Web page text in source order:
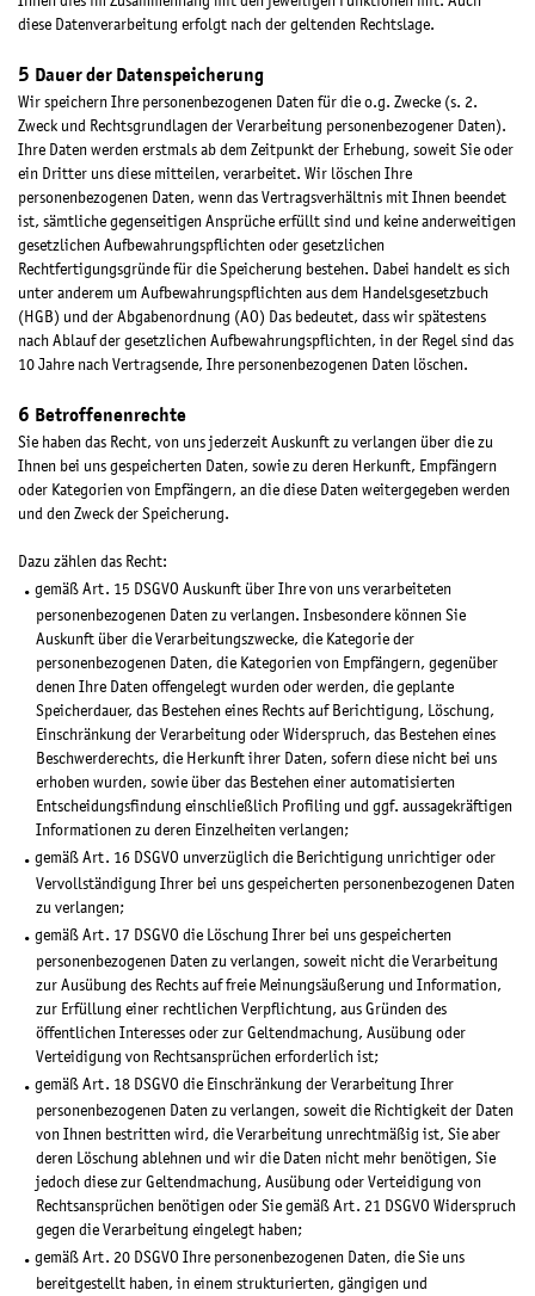
diese Datenverarbeitung erfolgt nach der geltenden Rechtslage.
Dauer der Datenspeicherung
Wir speichern Ihre personenbezogenen Daten für die o.g. Zwecke (s. 2.
Zweck und Rechtsgrundlagen der Verarbeitung personenbezogener Daten).
Ihre Daten werden erstmals ab dem Zeitpunkt der Erhebung, soweit Sie oder
ein Dritter uns diese mitteilen, verarbeitet. Wir löschen Ihre
personenbezogenen Daten, wenn das Vertragsverhältnis mit Ihnen beendet
ist, sämtliche gegenseitigen Ansprüche erfüllt sind und keine anderweitigen
gesetzlichen Aufbewahrungspflichten oder gesetzlichen
Rechtfertigungsgründe für die Speicherung bestehen. Dabei handelt es sich
unter anderem um Aufbewahrungspflichten aus dem Handelsgesetzbuch
(HGB) und der Abgabenordnung (AO) Das bedeutet, dass wir spätestens
nach Ablauf der gesetzlichen Aufbewahrungspflichten, in der Regel sind das
10 Jahre nach Vertragsende, Ihre personenbezogenen Daten löschen.
Betroffenenrechte
Sie haben das Recht, von uns jederzeit Auskunft zu verlangen über die zu
Ihnen bei uns gespeicherten Daten, sowie zu deren Herkunft, Empfängern
oder Kategorien von Empfängern, an die diese Daten weitergegeben werden
und den Zweck der Speicherung.
Dazu zählen das Recht:
gemäß Art. 15 DSGVO Auskunft über Ihre von uns verarbeiteten
personenbezogenen Daten zu verlangen. Insbesondere können Sie
Auskunft über die Verarbeitungszwecke, die Kategorie der
personenbezogenen Daten, die Kategorien von Empfängern, gegenüber
denen Ihre Daten offengelegt wurden oder werden, die geplante
Speicherdauer, das Bestehen eines Rechts auf Berichtigung, Löschung,
Einschränkung der Verarbeitung oder Widerspruch, das Bestehen eines
Beschwerderechts, die Herkunft ihrer Daten, sofern diese nicht bei uns
erhoben wurden, sowie über das Bestehen einer automatisierten
Entscheidungsfindung einschließlich Profiling und ggf. aussagekräftigen
Informationen zu deren Einzelheiten verlangen;
gemäß Art. 16 DSGVO unverzüglich die Berichtigung unrichtiger oder
Vervollständigung Ihrer bei uns gespeicherten personenbezogenen Daten
zu verlangen;
gemäß Art. 17 DSGVO die Löschung Ihrer bei uns gespeicherten
personenbezogenen Daten zu verlangen, soweit nicht die Verarbeitung
zur Ausübung des Rechts auf freie Meinungsäußerung und Information,
zur Erfüllung einer rechtlichen Verpflichtung, aus Gründen des
öffentlichen Interesses oder zur Geltendmachung, Ausübung oder
Verteidigung von Rechtsansprüchen erforderlich ist;
gemäß Art. 18 DSGVO die Einschränkung der Verarbeitung Ihrer
personenbezogenen Daten zu verlangen, soweit die Richtigkeit der Daten
von Ihnen bestritten wird, die Verarbeitung unrechtmäßig ist, Sie aber
deren Löschung ablehnen und wir die Daten nicht mehr benötigen, Sie
jedoch diese zur Geltendmachung, Ausübung oder Verteidigung von
Rechtsansprüchen benötigen oder Sie gemäß Art. 21 DSGVO Widerspruch
gegen die Verarbeitung eingelegt haben;
gemäß Art. 20 DSGVO Ihre personenbezogenen Daten, die Sie uns
bereitgestellt haben, in einem strukturierten, gängigen und